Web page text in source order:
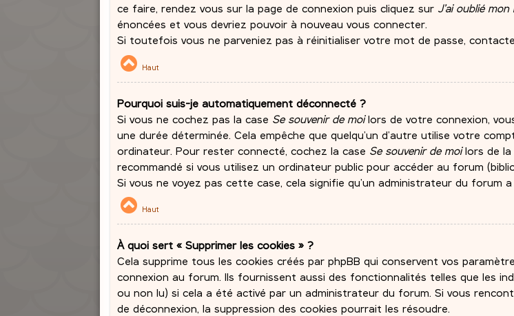
ce faire, rendez vous sur la page de connexion puis cliquez sur J’ai oublié
énoncées et vous devriez pouvoir à nouveau vous connecter.
Si toutefois vous ne parveniez pas à réinitialiser votre mot de passe,
Haut
Pourquoi suis-je automatiquement déconnecté ?
Si vous ne cochez pas la case Se souvenir de moilors de votre connexion,
une durée déterminée. Cela empêche que quelqu’un d’autre utilise votre
ordinateur. Pour rester connecté, cochez la case Se souvenir de moilors de la
recommandé si vous utilisez un ordinateur public pour accéder au forum
Si vous ne voyez pas cette case, cela signifie qu’un administrateur du forum
Haut
À quoi sert « Supprimer les cookies » ?
Cela supprime tous les cookies créés par phpBB qui conservent vos
connexion au forum. Ils fournissent aussi des fonctionnalités telles que les
ou non lu) si cela a été activé par un administrateur du forum. Si vous
de déconnexion, la suppression des cookies pourrait les résoudre.